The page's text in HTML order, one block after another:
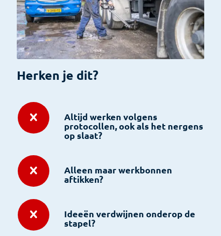
Herken je dit?
Altijd werken volgens
protocollen, ook als het nergens
op slaat?
Alleen maar werkbonnen
aftikken?
Ideeën verdwijnen onderop de
stapel?